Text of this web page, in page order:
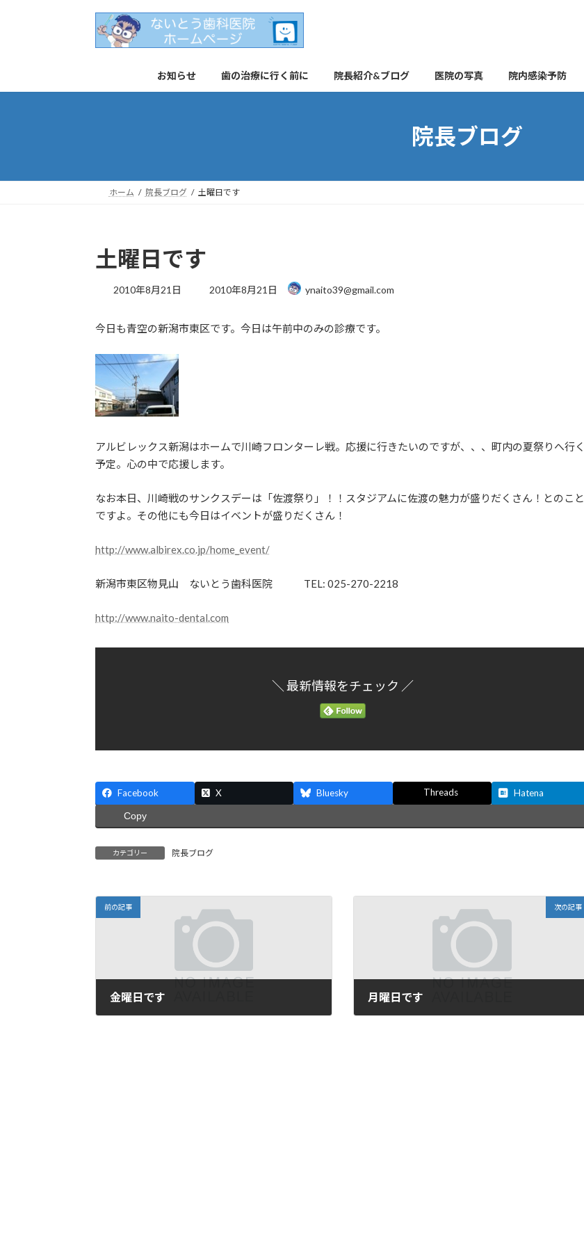
へ
ョ
お知らせ 歯の治療に行く前に 院長紹介&ブログ 医院の写真 院内感染予防
院長ブログ
ホーム 院長ブログ 土曜日です
土曜日です
2010年8月21日
最
新
2010年8月21日 ynaito39@gmail.com
今日も青空の新潟市東区です。今日は午前中のみの診療です。
アルビレックス新潟はホームで川崎フロンターレ戦。応援に行きたいのですが、、、町内の夏祭りへ行く
予定。心の中で応援します。
なお本日、川崎戦のサンクスデーは「佐渡祭り」！！スタジアムに佐渡の魅力が盛りだくさん！とのこと
ですよ。その他にも今日はイベントが盛りだくさん！
http://www.albirex.co.jp/home_event/
新潟市東区物見山 ないとう歯科医院 TEL: 025-270-2218
http://www.naito-dental.com
＼ 最新情報をチェック ／
Facebook X Bluesky Threads Hatena
Copy
カテゴリー 院長ブログ
前の記事
金曜日です
次の記事
月曜日です